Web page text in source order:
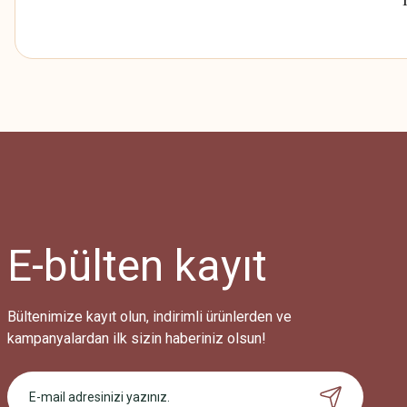
Bu ürüne benzer farklı alternatifler olmalı.
E-bülten kayıt
Bültenimize kayıt olun, indirimli ürünlerden ve
kampanyalardan ilk sizin haberiniz olsun!